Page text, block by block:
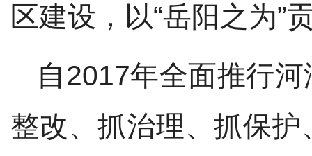
区建设，以“岳阳之为”
自 2017年全面推行
整改、抓治理、抓保